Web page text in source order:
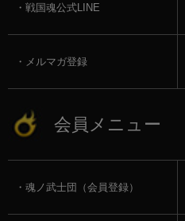
戦国魂公式LINE
メルマガ登録
会員メニュー
魂ノ武士団（会員登録）